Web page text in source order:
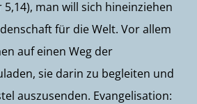
5,14), man will sich hineinziehen
für die Welt. Vor allem
auf einen Weg der
sie darin zu begleiten und
auszusenden. Evangelisation: